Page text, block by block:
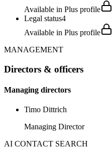
Available in Plus profile
Legal status4
Available in Plus profile
MANAGEMENT
Directors & officers
Managing directors
Timo Dittrich
Managing Director
AI CONTACT SEARCH